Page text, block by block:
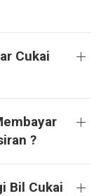
Cukai
?
Bil Cukai